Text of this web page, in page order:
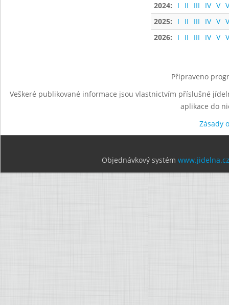
2024:
I II III IV V
2025:
I II III IV V
2026:
I II III IV V
Připraveno
Veškeré publikované informace jsou vlastnictvím příslušné
aplikace do
Zásady
Objednávkový systém www.jidelna.cz